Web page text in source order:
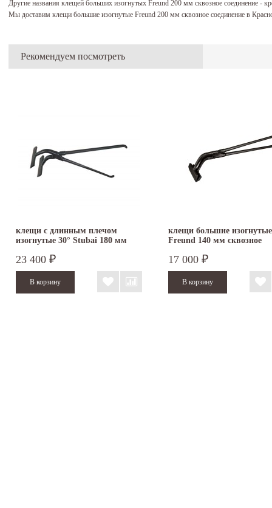
Другие названия клещей больших изогнутых Freund 200 мм сквозное соединение -
Мы доставим клещи большие изогнутые Freund 200 мм сквозное соединение в
Рекомендуем посмотреть
клещи с длинным плечом
изогнутые 30° Stubai 180 мм
23 400 ₽
клещи большие изогнутые
Freund 140 мм сквозное
17 000 ₽